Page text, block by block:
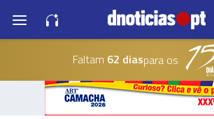
Faltam 62 diaspara os